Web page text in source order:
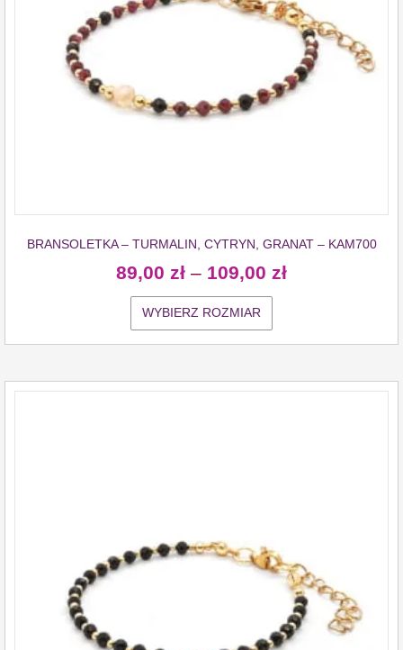
BRANSOLETKA – TURMALIN, CYTRYN, GRANAT – KAM700
89,00 zł – 109,00 zł
WYBIERZ ROZMIAR